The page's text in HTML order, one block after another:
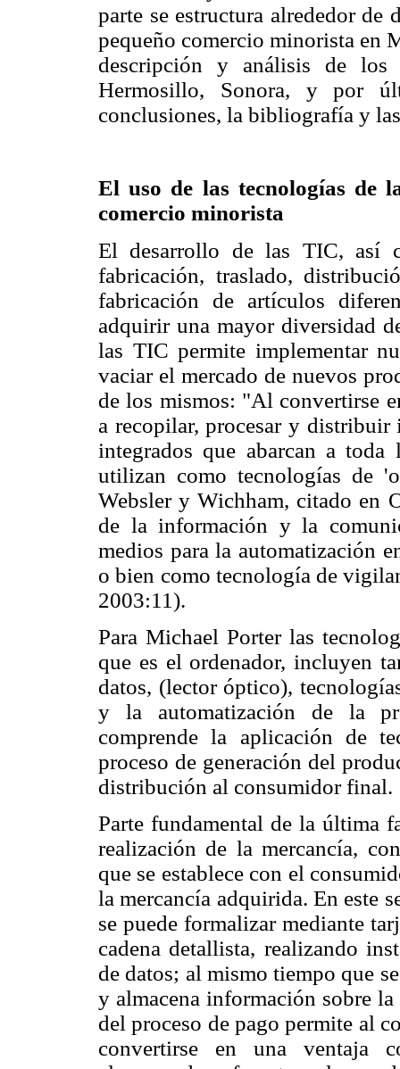
parte se estructura alrededor de
pequeño comercio minorista en
descripción y análisis de los
Hermosillo, Sonora, y por
conclusiones, la bibliografía y
El uso de las tecnologías de
comercio minorista
El desarrollo de las TIC, así
fabricación, traslado,
fabricación de artículos
adquirir una mayor diversidad
las TIC permite implementar
vaciar el mercado de nuevos
de los mismos: "Al convertirse
a recopilar, procesar y distribuir
integrados que abarcan a
utilizan como tecnologías de
Websler y Wichham, citado en
de la información y la
medios para la automatización
o bien como tecnología de
2003:11).
Para Michael Porter las
que es el ordenador, incluyen
datos, (lector óptico),
y la automatización de la
comprende la aplicación de
proceso de generación del
distribución al consumidor final.
Parte fundamental de la última
realización de la mercancía,
que se establece con el
la mercancía adquirida. En este
se puede formalizar mediante
cadena detallista, realizando
de datos; al mismo tiempo que
y almacena información sobre
del proceso de pago permite al
convertirse en una ventaja